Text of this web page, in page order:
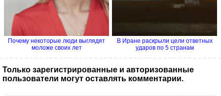
Почему некоторые люди выглядят
моложе своих лет
В Иране раскрыли цели ответных
ударов по 5 странам
Только зарегистрированные и авторизованные
пользователи могут оставлять комментарии.